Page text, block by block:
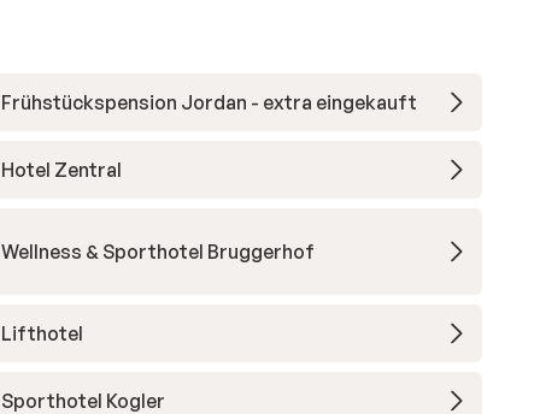
Frühstückspension Jordan - extra eingekauft
Hotel Zentral
Wellness & Sporthotel Bruggerhof
Lifthotel
Sporthotel Kogler